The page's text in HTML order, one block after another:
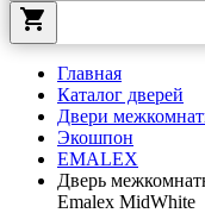
local_grocery_store
Главная
Каталог дверей
Двери
Экошпон
EMALEX
Дверь
Emalex MidWhite